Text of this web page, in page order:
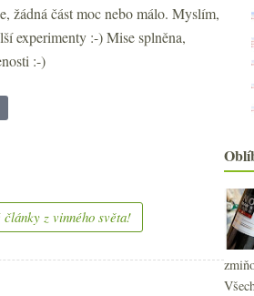
žádná část moc nebo málo. Myslím,
experimenty :-) Mise splněna,
:-)
články z vinného světa!